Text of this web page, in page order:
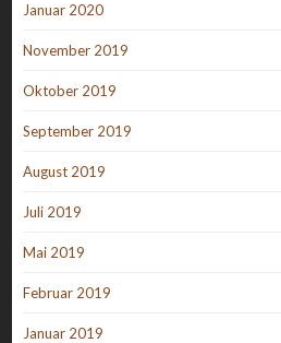
Januar 2020
November 2019
Oktober 2019
September 2019
August 2019
Juli 2019
Mai 2019
Februar 2019
Januar 2019